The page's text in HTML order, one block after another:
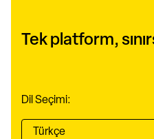
Tek platform,
Dil Seçimi: